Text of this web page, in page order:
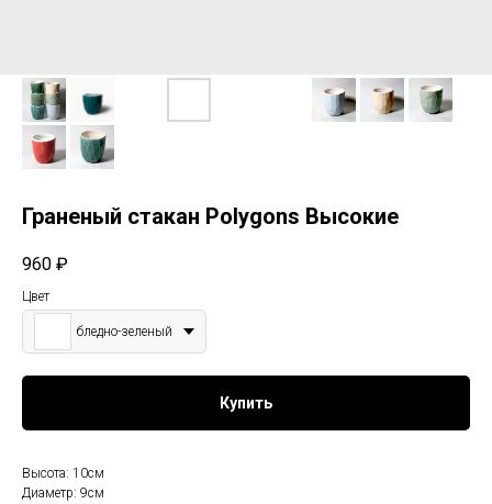
Граненый стакан Polygons Высокие
960 ₽
Цвет
бледно-зеленый
Купить
Высота: 10см
Диаметр: 9см